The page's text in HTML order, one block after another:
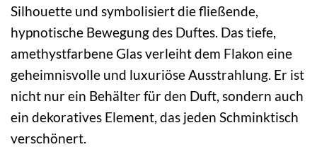
Silhouette und symbolisiert die fließende,
hypnotische Bewegung des Duftes. Das tiefe,
amethystfarbene Glas verleiht dem Flakon eine
geheimnisvolle und luxuriöse Ausstrahlung. Er ist
nicht nur ein Behälter für den Duft, sondern auch
ein dekoratives Element, das jeden Schminktisch
verschönert.